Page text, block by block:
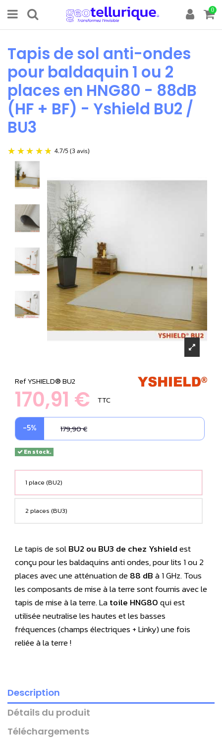
0
Tapis de sol anti-ondes
pour baldaquin 1 ou 2
places en HNG80 - 88dB
(HF + BF) - Yshield BU2 /
BU3
RefYSHIELD® BU2
170,91 € TTC
-5% 179,90 €
En stock.
1 place (BU2)
2 places (BU3)
Le tapis de solBU2 ou BU3 de chez Yshieldest
conçu pour les baldaquins anti ondes, pour lits 1 ou 2
places avec une atténuation de88 dBà 1 GHz. Tous
les composants de mise à la terre sont fournis avec le
tapis de mise à la terre. Latoile HNG80qui est
utilisée neutralise les hautes et les basses
fréquences (champs électriques + Linky) une fois
reliée à la terre !
Description
Détails du produit
Téléchargements